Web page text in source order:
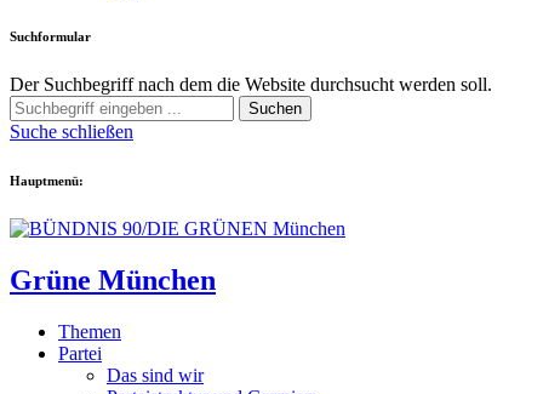
Suchformular
Der Suchbegriff nach dem die Website durchsucht werden soll.
Suchen
Suche schließen
Hauptmenü:
Grüne München
Themen
Partei
Das sind wir